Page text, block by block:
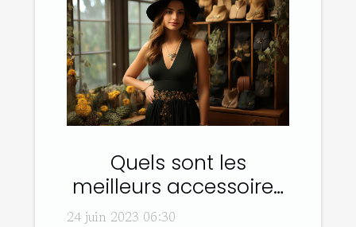
Quels sont les
meilleurs accessoires
de mode pour
24 juin 2023 06:30